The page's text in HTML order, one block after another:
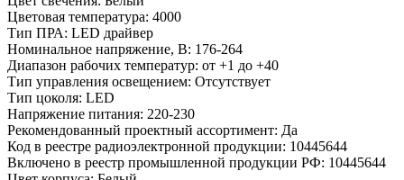
Цветовая температура: 4000
Тип ПРА: LED драйвер
Номинальное напряжение, В: 176-264
Диапазон рабочих температур: от +1 до +40
Тип управления освещением: Отсутствует
Тип цоколя: LED
Напряжение питания: 220-230
Рекомендованный проектный ассортимент: Да
Код в реестре радиоэлектронной продукции: 10445644
Включено в реестр промышленной продукции РФ: 10445644